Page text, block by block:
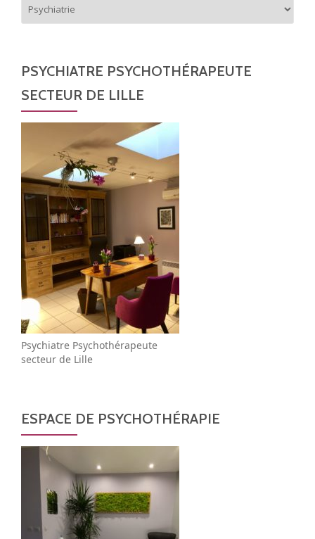
O
E
S
A
R
L
E
S
PSYCHIATRE PSYCHOTHÉRAPEUTE
SECTEUR DE LILLE
Psychiatre Psychothérapeute
secteur de Lille
ESPACE DE PSYCHOTHÉRAPIE